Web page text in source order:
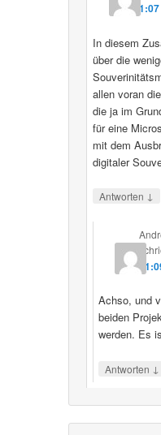
In diesem
über die
allen voran
die ja im
für eine
mit dem
digitaler
Antworten ↓
Achso, und
beiden
werden. Es
Antworten ↓